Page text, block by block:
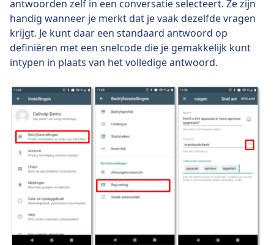
antwoorden zelf in een conversatie selecteert. Ze zijn
handig wanneer je merkt dat je vaak dezelfde vragen
krijgt. Je kunt daar een standaard antwoord op
definiëren met een snelcode die je gemakkelijk kunt
intypen in plaats van het volledige antwoord.